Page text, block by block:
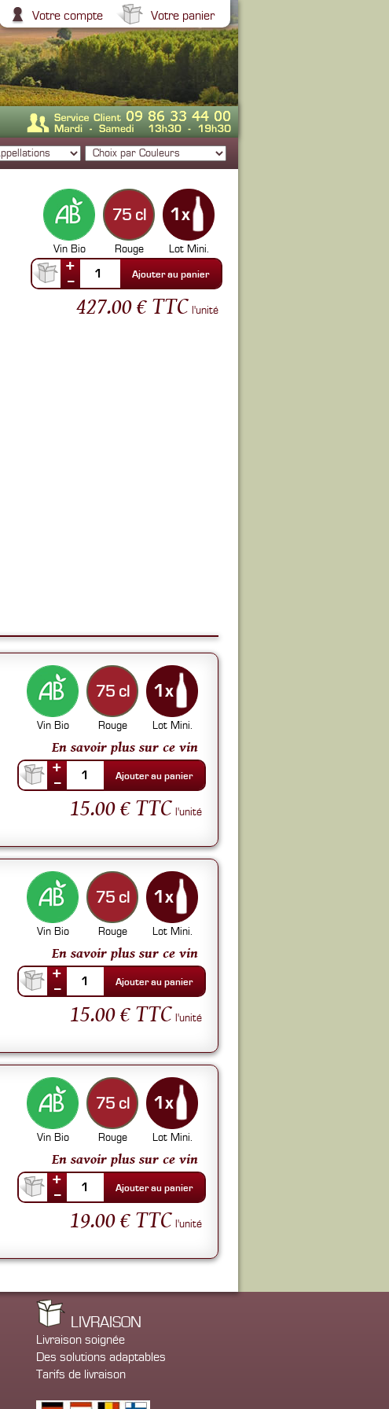
Votre compte Votre panier
Vin Bio
75 cl
Rouge Lot Mini.
+
--
1 Ajouter au panier
427.00 € TTC l'unité
Vin Bio
75 cl
Rouge Lot Mini.
En savoir plus sur ce vin
+
--
1 Ajouter au panier
15.00 € TTC l'unité
Vin Bio
75 cl
Rouge Lot Mini.
En savoir plus sur ce vin
+
--
1 Ajouter au panier
15.00 € TTC l'unité
Vin Bio
75 cl
Rouge Lot Mini.
En savoir plus sur ce vin
+
--
1 Ajouter au panier
19.00 € TTC l'unité
LIVRAISON
Livraison soignée
Des solutions adaptables
Tarifs de livraison